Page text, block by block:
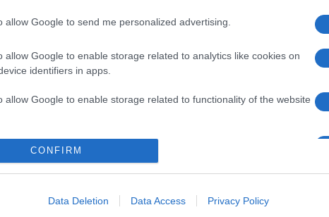
allow Google to send me personalized advertising.
allow Google to enable storage related to analytics like cookies on
identifiers in apps.
allow Google to enable storage related to functionality of the website
allow Google to enable storage related to personalization.
allow Google to enable storage related to security, including
CONFIRM
Data Deletion Data Access Privacy Policy
után tervez egy nagyobb kiadványt 2022-ben, amiben az
író lesz. A rendezvény támogatói a Szépírók Társasága, a Retro
a Liszt Intézet és Hargita Megye Tanácsa.
a szerző dedikálja. Mindenkit szeretettel várnak.